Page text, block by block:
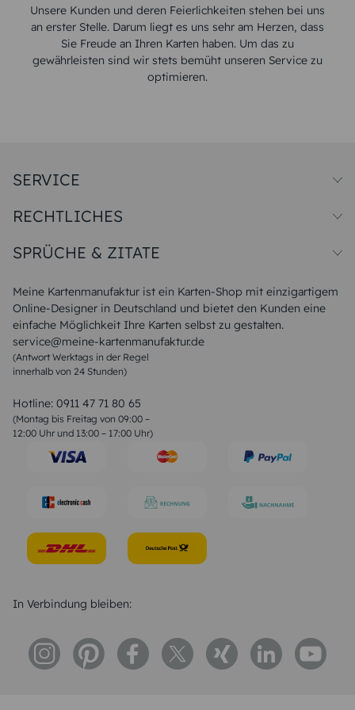
Unsere Kunden und deren Feierlichkeiten stehen bei uns
an erster Stelle. Darum liegt es uns sehr am Herzen, dass
Sie Freude an Ihren Karten haben. Um das zu
gewährleisten sind wir stets bemüht unseren Service zu
optimieren.
Meine Kartenmanufaktur ist ein Karten-Shop mit einzigartigem
Online-Designer in Deutschland und bietet den Kunden eine
einfache Möglichkeit Ihre Karten selbst zu gestalten.
service@meine-kartenmanufaktur.de
(Antwort Werktags in der Regel
innerhalb von 24 Stunden)
Hotline: 0911 47 71 80 65
(Montag bis Freitag von 09:00 –
12:00 Uhr und 13:00 – 17:00 Uhr)
SERVICE
Papiersorten
Unsere Produktion
Magazin
FAQ
RECHTLICHES
Widerrufsbelehrung
SPRÜCHE & ZITATE
Liebeskummer Sprüche
Sommer Sprüche
Muttertagssprüche
Sprüche zur Hochzeit
Sprüche zur Konfirmation & Kommunion
Weihnachtsgedichte
Liebessprüche
Geburtstagssprüche
Trauersprüche
Konfirmation Glückwünsche
In Verbindung bleiben: